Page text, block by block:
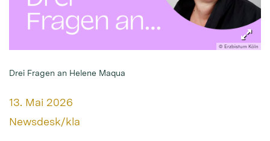
© Erzbistum Köln
Drei Fragen an Helene Maqua
Datum:
13. Mai 2026
Von:
Newsdesk/kla